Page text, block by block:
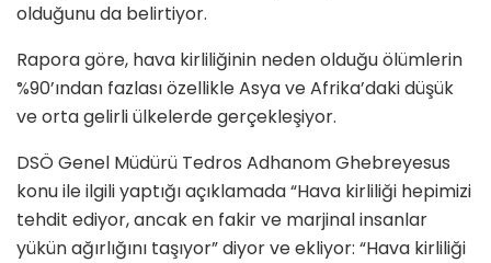
olduğunu da belirtiyor.
Rapora göre, hava kirliliğinin neden olduğu ölümlerin
%90’ından fazlası özellikle Asya ve Afrika’daki düşük
ve orta gelirli ülkelerde gerçekleşiyor.
DSÖ Genel Müdürü Tedros Adhanom Ghebreyesus
konu ile ilgili yaptığı açıklamada “Hava kirliliği hepimizi
tehdit ediyor, ancak en fakir ve marjinal insanlar
yükün ağırlığını taşıyor” diyor ve ekliyor: “Hava kirliliği